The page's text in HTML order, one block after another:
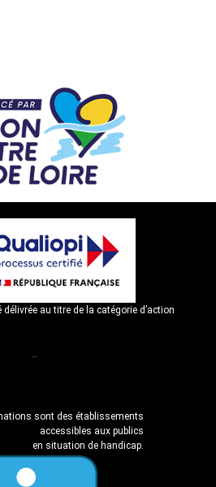
au titre de la catégorie d’action
–
sont des établissements
accessibles aux publics
en situation de handicap.